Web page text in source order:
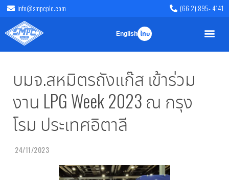
info@smpcplc.com (66 2) 895- 4141
English ไทย
บมจ.สหมิตรถังแก๊ส เข้าร่วม
งาน LPG Week 2023 ณ กรุง
โรม ประเทศอิตาลี
24/11/2023